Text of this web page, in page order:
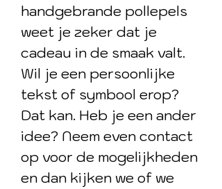
handgebrande pollepels
weet je zeker dat je
cadeau in de smaak valt.
Wil je een persoonlijke
tekst of symbool erop?
Dat kan. Heb je een ander
idee? Neem even contact
op voor de mogelijkheden
en dan kijken we of we